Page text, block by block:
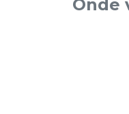
Onde